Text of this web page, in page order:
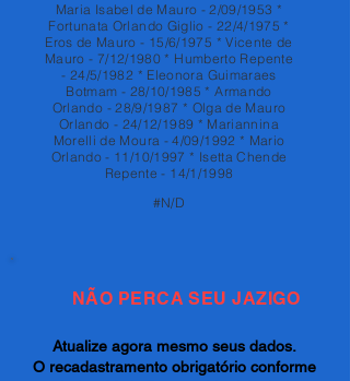
Maria Isabel de Mauro - 2/09/1953 *
Fortunata Orlando Giglio - 22/4/1975 *
Eros de Mauro - 15/6/1975 * Vicente de
Mauro - 7/12/1980 * Humberto Repente
- 24/5/1982 * Eleonora Guimaraes
Botmam - 28/10/1985 * Armando
Orlando - 28/9/1987 * Olga de Mauro
Orlando - 24/12/1989 * Mariannina
Morelli de Moura - 4/09/1992 * Mario
Orlando - 11/10/1997 * Isetta Chende
Repente - 14/1/1998
#N/D
NÃO PERCA SEU JAZIGO
Atualize agora mesmo seus dados.
O recadastramento obrigatório conforme